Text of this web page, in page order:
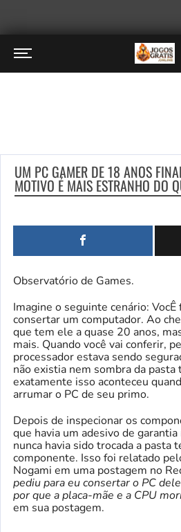
UM PC GAMER DE 18 ANOS
MOTIVO É MAIS ESTRANHO DO
Observatório de Games.
Imagine o seguinte cenário: VocÊ
consertar um computador. Ao
que tem ele a quase 20 anos,
mais. Quando você vai conferir,
processador estava sendo
não existia nem sombra da pasta
exatamente isso aconteceu
arrumar o PC de seu primo.
Depois de inspecionar os
que havia um adesivo de
nunca havia sido trocada a pasta
componente. Isso foi relatado
Nogami em uma postagem no
pediu para eu consertar o PC
por que a placa-mãe e a CPU
em sua postagem.